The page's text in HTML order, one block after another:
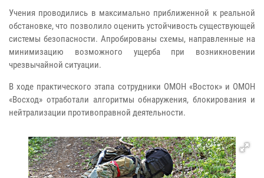
Учения проводились в максимально приближенной к реальной
обстановке, что позволило оценить устойчивость существующей
системы безопасности. Апробированы схемы, направленные на
минимизацию возможного ущерба при возникновении
чрезвычайной ситуации.
В ходе практического этапа сотрудники ОМОН «Восток» и ОМОН
«Восход» отработали алгоритмы обнаружения, блокирования и
нейтрализации противоправной деятельности.